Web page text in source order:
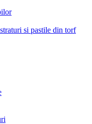
si pastile din torf